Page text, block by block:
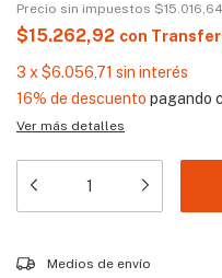
Precio sin impuestos $15.016,64
$15.262,92 con
3 x $6.056,71 sin interés
16% de descuento pagando
Ver más detalles
Entregas para el CP:
Medios de envío